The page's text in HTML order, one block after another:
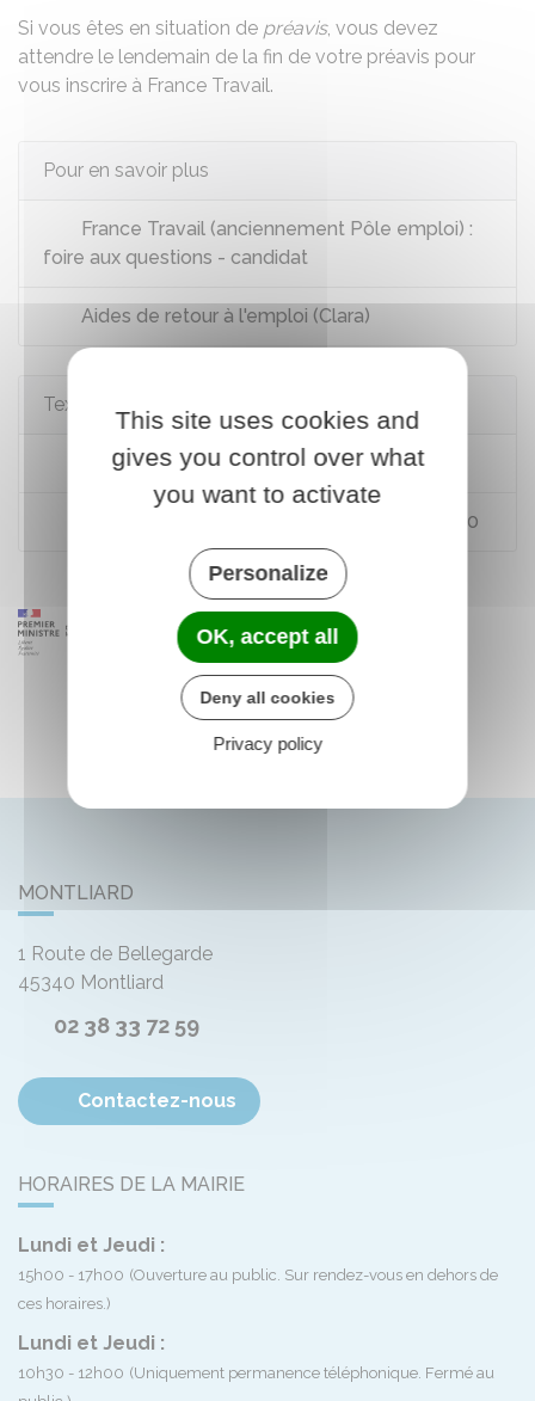
Si vous êtes en situation de préavis, vous devez
attendre le lendemain de la fin de votre préavis pour
vous inscrire à France Travail.
Pour en savoir plus
France Travail (anciennement Pôle emploi) :
foire aux questions - candidat
Aides de retour à l'emploi (Clara)
Textes de référence
Code du travail : articles L5411-6 à L5411-7
Code du travail : articles R5411-9 à R5411-10
MONTLIARD
1 Route de Bellegarde
45340 Montliard
02 38 33 72 59
Contactez-nous
HORAIRES DE LA MAIRIE
Lundi et Jeudi :
15h00 - 17h00 (Ouverture au public. Sur rendez-vous en dehors de
ces horaires.)
Lundi et Jeudi :
10h30 - 12h00 (Uniquement permanence téléphonique. Fermé au
This site uses cookies and
gives you control over what
you want to activate
Personalize
OK, accept all
Deny all cookies
Privacy policy